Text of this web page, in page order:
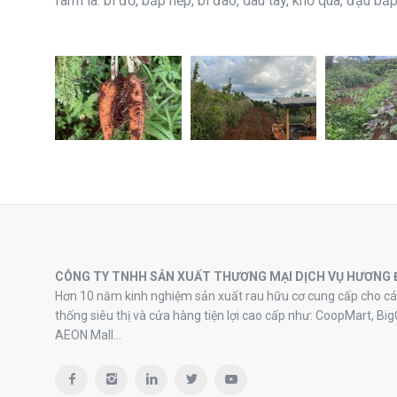
CÔNG TY TNHH SẢN XUẤT THƯƠNG MẠI DỊCH VỤ HƯƠNG
Hơn 10 năm kinh nghiệm sản xuất rau hữu cơ cung cấp cho
thống siêu thị và cửa hàng tiện lợi cao cấp như: CoopMart,
AEON Mall…